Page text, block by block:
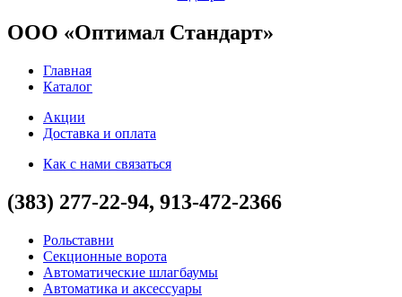
ООО «Оптимал Стандарт»
Главная
Каталог
Акции
Доставка и оплата
Как с нами связаться
(383) 277-22-94, 913-472-2366
Рольставни
Секционные ворота
Автоматические шлагбаумы
Автоматика и аксессуары